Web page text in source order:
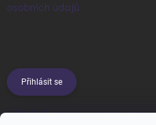
osobních údajů
Přihlásit se
PŘIJÍMÁME ONLINE PLATBY